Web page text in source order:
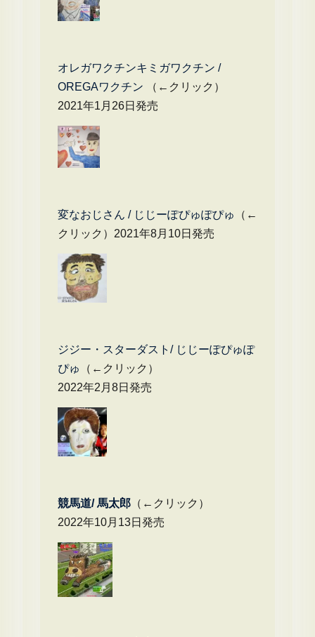
オレガワクチンキミガワクチン /
OREGAワクチン （←クリック）
2021年1月26日発売
変なおじさん / じじーぽぴゅぽぴゅ
（←
クリック）2021年8月10日発売
ジジー・スターダスト/ じじーぽぴゅぽ
ぴゅ
（←クリック）
2022年2月8日発売
競馬道/ 馬太郎（←クリック）
2022年10月13日発売